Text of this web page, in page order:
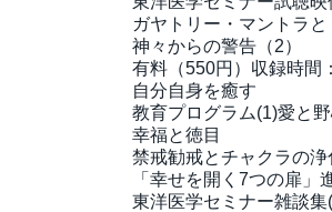
ガヤトリー・マントラ
神々からの警告（2）
有料（550円） 収録時間
自分自身を癒す
教育プログラム(1)愛と
幸福と徳目
禁戒勧戒とチャクラの浄
「幸せを開く7つの扉」
東洋医学セミナー雑談集